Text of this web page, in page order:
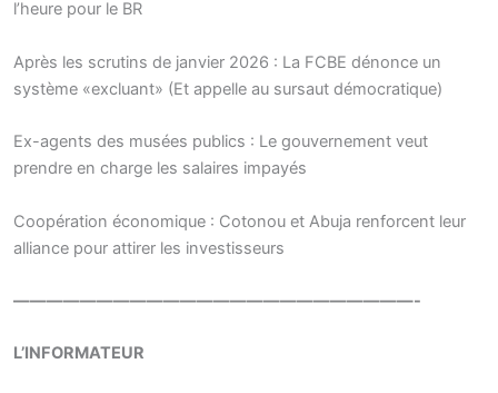
l’heure pour le BR
Après les scrutins de janvier 2026 : La FCBE dénonce un
système «excluant» (Et appelle au sursaut démocratique)
Ex-agents des musées publics : Le gouvernement veut
prendre en charge les salaires impayés
Coopération économique : Cotonou et Abuja renforcent leur
alliance pour attirer les investisseurs
————————————————————————-
L’INFORMATEUR